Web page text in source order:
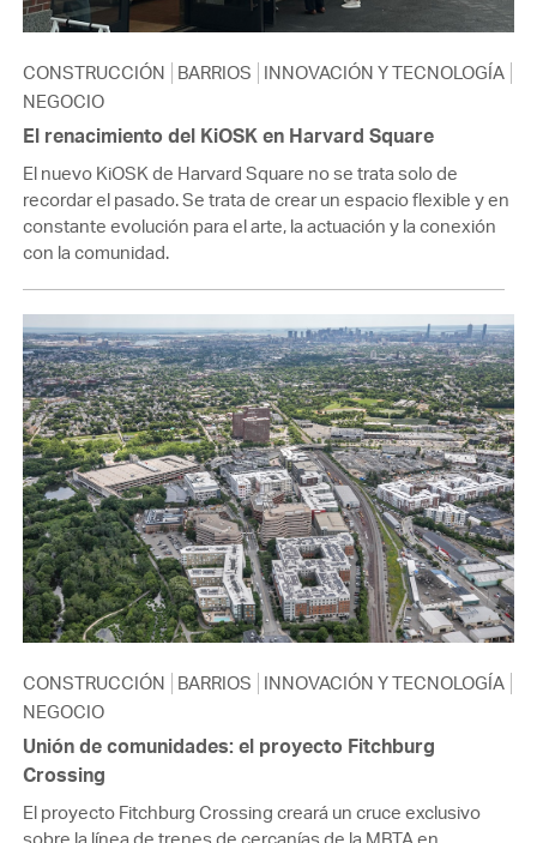
CONSTRUCCIÓN BARRIOS
INNOVACIÓN Y TECNOLOGÍA
NEGOCIO
El renacimiento del KiOSK en Harvard Square
El nuevo KiOSK de Harvard Square no se trata solo de
recordar el pasado. Se trata de crear un espacio flexible y en
constante evolución para el arte, la actuación y la conexión
con la comunidad.
CONSTRUCCIÓN BARRIOS
INNOVACIÓN Y TECNOLOGÍA
NEGOCIO
Unión de comunidades: el proyecto Fitchburg
Crossing
El proyecto Fitchburg Crossing creará un cruce exclusivo